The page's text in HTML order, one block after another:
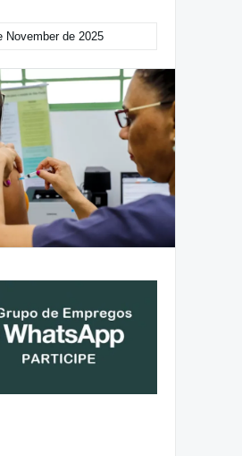
November de 2025